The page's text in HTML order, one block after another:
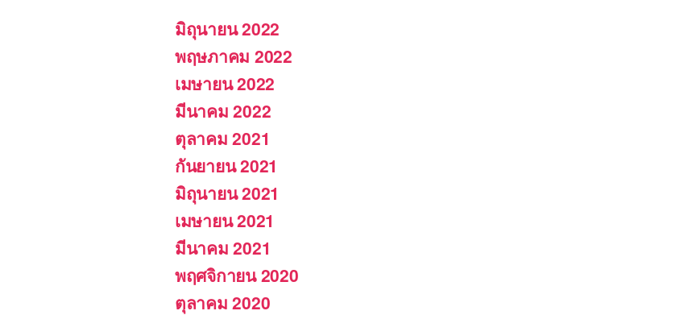
มิถุนายน 2022
พฤษภาคม 2022
เมษายน 2022
มีนาคม 2022
ตุลาคม 2021
กันยายน 2021
มิถุนายน 2021
เมษายน 2021
มีนาคม 2021
พฤศจิกายน 2020
ตุลาคม 2020